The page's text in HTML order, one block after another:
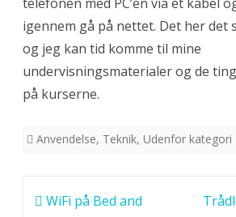
igennem gå på nettet. Det her det
og jeg kan tid komme til mine
undervisningsmaterialer og de
på kurserne.
Anvendelse, Teknik, Udenfor kategori
Indlægsnavigation
WiFi på Bed and